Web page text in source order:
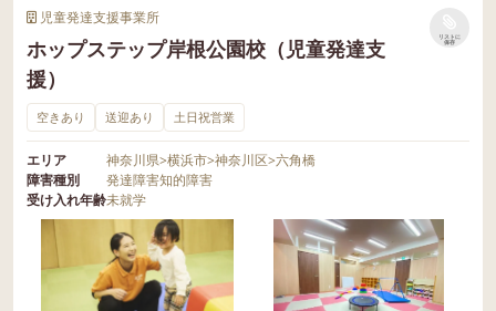
なことでも気軽に相談してくださいね！
◆2026年度ご利用者さま募集！ LITALICO
ジュニア新横浜教室では、ご利用者さま
を随時募集しており、現在体験指導をお
こなっています。 また、関係機関の方の
見学も随時承っております。 興味のある
方は、お気軽にお問い合わせください。
〈お問い合わせ窓口はこちら〉 0120-974
-763 10:00～17:00（平日）
環境を設定して、練習を行っています✨ L
ITALICOジュニアのオリジナル教材は、現
在1万点以上もあります。 お子さま一人
ひとりにピッタリのプログラムができる
よう、指導員が毎回計画を立て、教材を
選んで使っています。 中には指導員が出
演している動画を指導で使う場合もあり
ますよ😊 ◆2024年度 ご利用者さま募
集！ LITALICOジュニア新横浜教室では、
【児童発達支援】の2024年度7月からの
ご利用者さまを募集しています。 興味の
ある方は、ぜひ一度お問い合わせくださ
児童発達支援事業所
ホップステップ岸根公園校（児童発達支
援）
リストに
保存
空きあり 送迎あり 土日祝営業
エリア 神奈川県>横浜市>神奈川区>六角橋
障害種別
発達障害知的障害
受け入れ年齢未就学